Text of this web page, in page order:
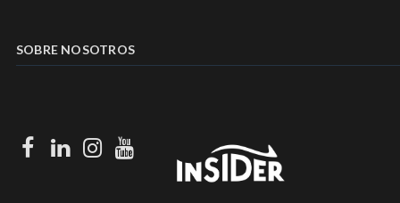
SOBRE NOSOTROS
Facebook
LinkedIn
Instagram
Youtube